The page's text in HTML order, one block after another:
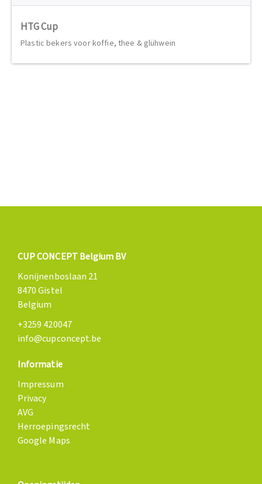
HTG Cup
Plastic bekers voor koffie, thee & glühwein
CUP CONCEPT Belgium BV
Konijnenboslaan 21
8470 Gistel
Belgium
+3259 420047
info@cupconcept.be
Informatie
Impressum
Privacy
AVG
Herroepingsrecht
Google Maps